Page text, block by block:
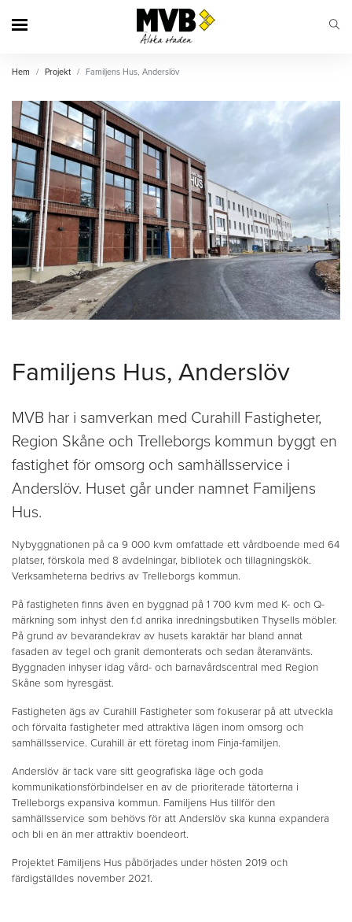
Hem Projekt Familjens Hus, Anderslöv
Familjens Hus, Anderslöv
MVB har i samverkan med Curahill Fastigheter,
Region Skåne och Trelleborgs kommun byggt en
fastighet för omsorg och samhällsservice i
Anderslöv. Huset går under namnet Familjens
Hus.
Nybyggnationen på ca 9 000 kvm omfattade ett vårdboende med 64
platser, förskola med 8 avdelningar, bibliotek och tillagningskök.
Verksamheterna bedrivs av Trelleborgs kommun.
På fastigheten finns även en byggnad på 1 700 kvm med K- och Q-
märkning som inhyst den f.d anrika inredningsbutiken Thysells möbler.
På grund av bevarandekrav av husets karaktär har bland annat
fasaden av tegel och granit demonterats och sedan återanvänts.
Byggnaden inhyser idag vård- och barnavårdscentral med Region
Skåne som hyresgäst.
Fastigheten ägs av Curahill Fastigheter som fokuserar på att utveckla
och förvalta fastigheter med attraktiva lägen inom omsorg och
samhällsservice. Curahill är ett företag inom Finja-familjen.
Anderslöv är tack vare sitt geografiska läge och goda
kommunikationsförbindelser en av de prioriterade tätorterna i
Trelleborgs expansiva kommun. Familjens Hus tillför den
samhällsservice som behövs för att Anderslöv ska kunna expandera
och bli en än mer attraktiv boendeort.
Projektet Familjens Hus påbörjades under hösten 2019 och
färdigställdes november 2021.